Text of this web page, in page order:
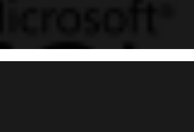
SQL Server - Como
dados em tabelas